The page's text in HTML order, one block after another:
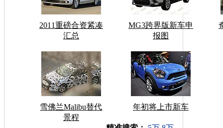
2011重磅合资紧凑
汇总
MG3跨界版新车申
报图
雪佛兰Malibu替代
景程
年初将上市新车